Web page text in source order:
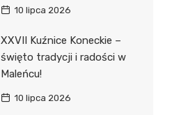
10 lipca 2026
XXVII Kuźnice Koneckie –
święto tradycji i radości w
Maleńcu!
10 lipca 2026